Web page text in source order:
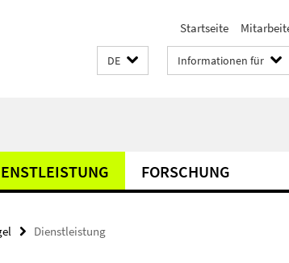
Startseite
DE Informationen für
FORSCHUNG
Dienstleistung